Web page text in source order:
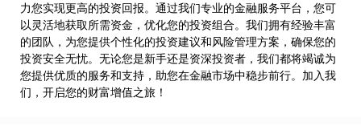
力您实现更高的投资回报。通过我们专业的金融服务平台，您可
以灵活地获取所需资金，优化您的投资组合。我们拥有经验丰富
的团队，为您提供个性化的投资建议和风险管理方案，确保您的
投资安全无忧。无论您是新手还是资深投资者，我们都将竭诚为
您提供优质的服务和支持，助您在金融市场中稳步前行。加入我
们，开启您的财富增值之旅！